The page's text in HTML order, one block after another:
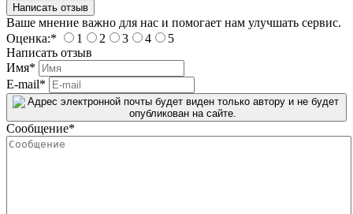
Ваше мнение важно для нас и помогает нам улучшать сервис.
Оценка:* 1 2 3 4
5
Написать отзыв
Имя*
E-mail*
Сообщение*